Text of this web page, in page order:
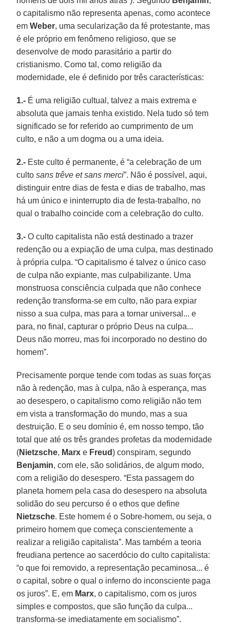
o capitalismo não representa apenas, como acontece
emWeber, uma secularização da fé protestante, mas
é ele próprio em fenômeno religioso, que se
desenvolve de modo parasitário a partir do
cristianismo. Como tal, como religião da
modernidade, ele é definido por três características:
1.- É uma religião cultual, talvez a mais extrema e
absoluta que jamais tenha existido. Nela tudo só tem
significado se for referido ao cumprimento de um
culto, e não a um dogma ou a uma ideia.
2.- Este culto é permanente, é “a celebração de um
cultosans trêve et sans merci”. Não é possível, aqui,
distinguir entre dias de festa e dias de trabalho, mas
há um único e ininterrupto dia de festa-trabalho, no
qual o trabalho coincide com a celebração do culto.
3.- O culto capitalista não está destinado a trazer
redenção ou a expiação de uma culpa, mas destinado
à própria culpa. “O capitalismo é talvez o único caso
de culpa não expiante, mas culpabilizante. Uma
monstruosa consciência culpada que não conhece
redenção transforma-se em culto, não para expiar
nisso a sua culpa, mas para a tornar universal... e
para, no final, capturar o próprio Deus na culpa...
Deus não morreu, mas foi incorporado no destino do
homem”.
Precisamente porque tende com todas as suas forças
não à redenção, mas à culpa, não à esperança, mas
ao desespero, o capitalismo como religião não tem
em vista a transformação do mundo, mas a sua
destruição. E o seu domínio é, em nosso tempo, tão
total que até os três grandes profetas da modernidade
(Nietzsche, Marx e Freud) conspiram, segundo
Benjamin, com ele, são solidários, de algum modo,
com a religião do desespero. “Esta passagem do
planeta homem pela casa do desespero na absoluta
solidão do seu percurso é o ethos que define
Nietzsche. Este homem é o Sobre-homem, ou seja, o
primeiro homem que começa conscientemente a
realizar a religião capitalista”. Mas também a teoria
freudiana pertence ao sacerdócio do culto capitalista:
“o que foi removido, a representação pecaminosa... é
o capital, sobre o qual o inferno do inconsciente paga
os juros”. E, em Marx, o capitalismo, com os juros
simples e compostos, que são função da culpa...
transforma-se imediatamente em socialismo”.